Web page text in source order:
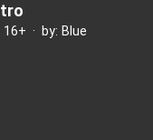
16+ · by: Blue